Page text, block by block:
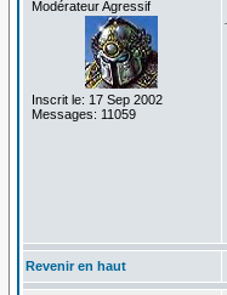
Modérateur Agressif
Inscrit le: 17 Sep 2002
Messages: 11059
Revenir en haut